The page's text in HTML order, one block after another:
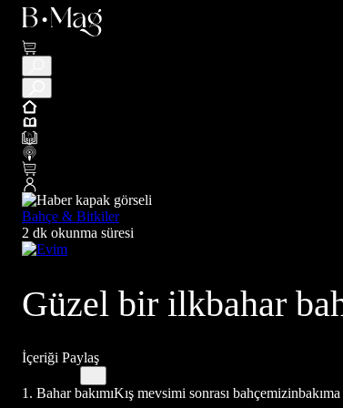
Bahçe & Bitkiler
2 dk okunma süresi
Güzel bir ilkbahar
İçeriği Paylaş
1. Bahar bakımıKış mevsimi sonrası